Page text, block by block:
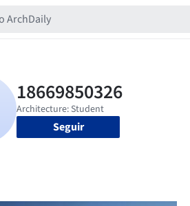
Seguir